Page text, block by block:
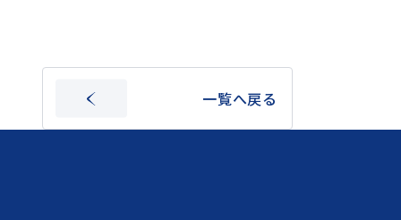
一覧へ戻る